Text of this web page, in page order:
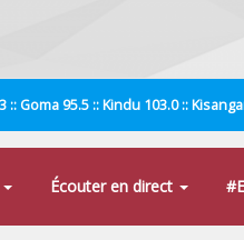
:: Goma 95.5 :: Kindu 103.0 ::
Écouter en direct